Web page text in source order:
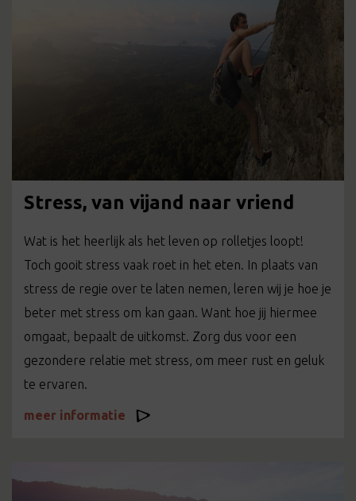
Stress, van vijand naar vriend
Wat is het heerlijk als het leven op rolletjes loopt!
Toch gooit stress vaak roet in het eten. In plaats van
stress de regie over te laten nemen, leren wij je hoe je
beter met stress om kan gaan. Want hoe jij hiermee
omgaat, bepaalt de uitkomst. Zorg dus voor een
gezondere relatie met stress, om meer rust en geluk
te ervaren.
meer informatie